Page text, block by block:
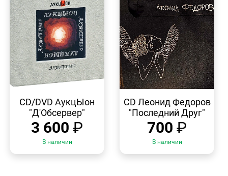
ПРОСМОТР
CD/DVD АукцЫон
"Д'Обсервер"
3 600 ₽
В наличии
ПРОСМОТР
CD Леонид Федоров
"Последний Друг"
700 ₽
В наличии